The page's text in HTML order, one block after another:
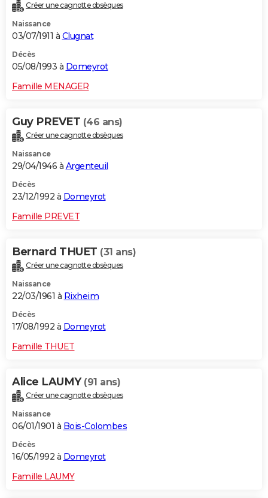
Créer une cagnotte obsèques
Naissance
03/07/1911 à Clugnat
Décès
05/08/1993 à Domeyrot
Famille MENAGER
Guy PREVET (46 ans)
Créer une cagnotte obsèques
Naissance
29/04/1946 à Argenteuil
Décès
23/12/1992 à Domeyrot
Famille PREVET
Bernard THUET (31 ans)
Créer une cagnotte obsèques
Naissance
22/03/1961 à Rixheim
Décès
17/08/1992 à Domeyrot
Famille THUET
Alice LAUMY (91 ans)
Créer une cagnotte obsèques
Naissance
06/01/1901 à Bois-Colombes
Décès
16/05/1992 à Domeyrot
Famille LAUMY